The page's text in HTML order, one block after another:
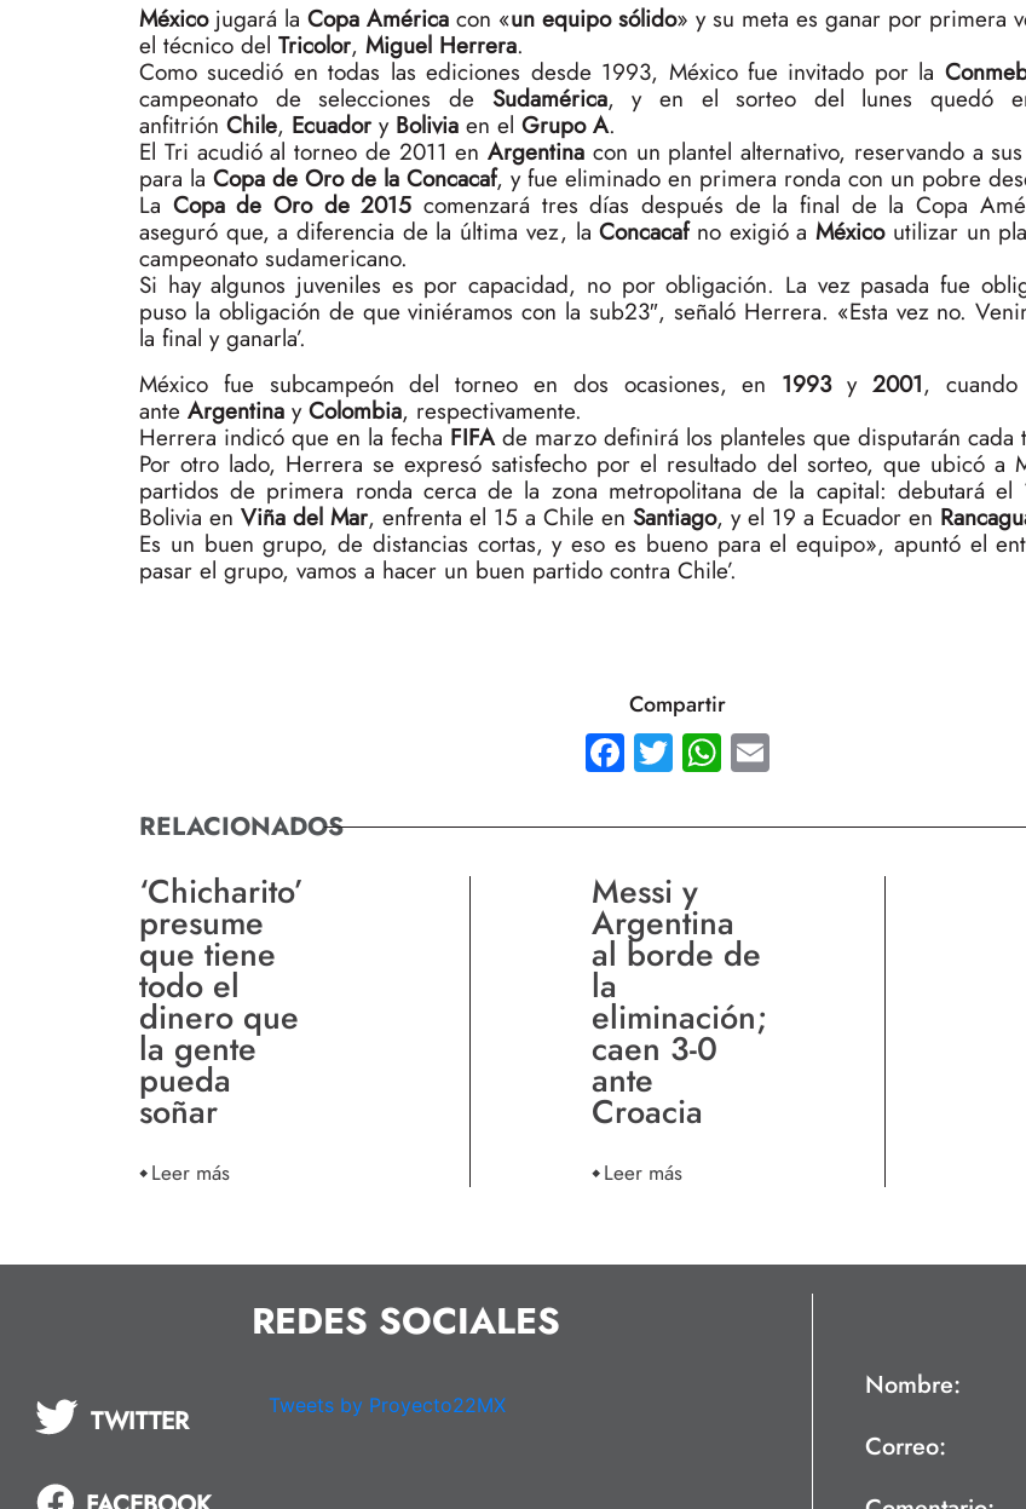
Méxicojugará la Copa América con «un equipo sólido» y su meta es ganar por primera
el técnico del Tricolor, Miguel Herrera.
Como sucedió en todas las ediciones desde 1993, México fue invitado por la
campeonato de selecciones de Sudamérica, y en el sorteo del lunes quedó
anfitrión Chile, Ecuador y Bolivia en el Grupo A.
El Tri acudió al torneo de 2011 enArgentina con un plantel alternativo, reservando a
para la Copa de Oro de la Concacaf, y fue eliminado en primera ronda con un pobre
La Copa de Oro de 2015comenzará tres días después de la final de la Copa
aseguró que, a diferencia de la última vez, laConcacafno exigió aMéxico utilizar un
campeonato sudamericano.
Si hay algunos juveniles es por capacidad, no por obligación. La vez pasada fue
puso la obligación de que viniéramos con la sub23″, señaló Herrera. «Esta vez no.
la final y ganarla’.
México fue subcampeón del torneo en dos ocasiones, en 1993y 2001,
ante Argentina yColombia, respectivamente.
Herrera indicó que en la fecha FIFAde marzo definirá los planteles que disputarán cada
Por otro lado, Herrera se expresó satisfecho por el resultado del sorteo, que ubicó a
partidos de primera ronda cerca de la zona metropolitana de la capital: debutará
Bolivia en Viña del Mar, enfrenta el 15 a Chile en Santiago, y el 19 a Ecuador en
Es un buen grupo, de distancias cortas, y eso es bueno para el equipo», apuntó el
pasar el grupo, vamos a hacer un buen partido contra Chile’.
Compartir
Facebook
TwitterWhatsApp
RELACIONADOS
‘Chicharito’
presume
que tiene
todo el
dinero que
la gente
pueda
soñar
Leer más
Messi y
Argentina
al borde de
la
eliminación;
caen 3-0
ante
Croacia
Leer más
REDES SOCIALES
TWITTER Tweets by Proyecto22MX
Nombre:
Correo: